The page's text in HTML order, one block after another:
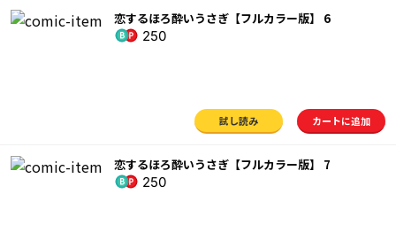
恋するほろ酔いうさぎ【フルカラー版】 6
250
試し読み カートに追加
恋するほろ酔いうさぎ【フルカラー版】 7
250